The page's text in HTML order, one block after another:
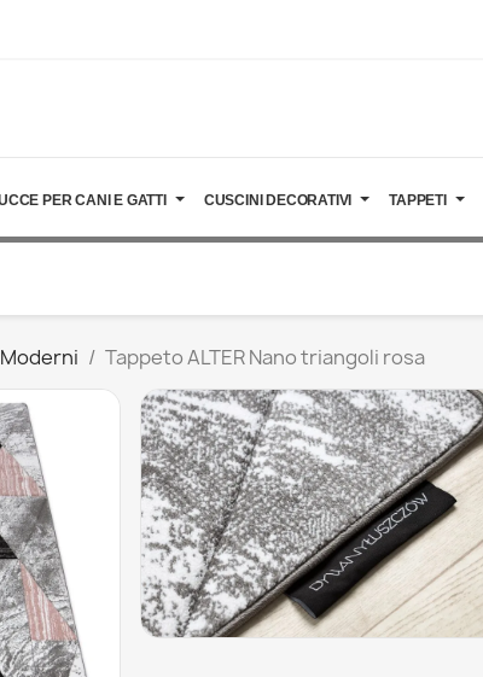
PER CANI E GATTI CUSCINI DECORATIVI TAPPETI
Tappeto ALTER Nano triangoli rosa